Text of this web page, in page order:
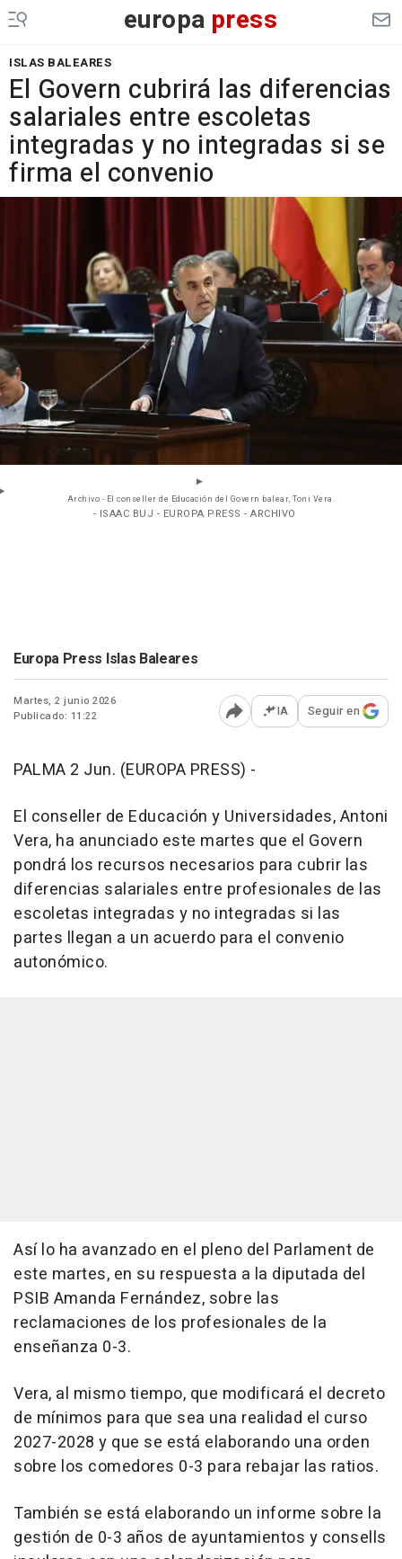
europa press
ISLAS BALEARES
El Govern cubrirá las diferencias
salariales entre escoletas
integradas y no integradas si se
firma el convenio
Archivo - El conseller de Educación del Govern balear, Toni Vera.
- ISAAC BUJ - EUROPA PRESS - ARCHIVO
Europa Press Islas Baleares
Martes, 2 junio 2026
Publicado: 11:22
Abrir opciones para
IA Seguir en
PALMA 2 Jun. (EUROPA PRESS) -
El conseller de Educación y Universidades, Antoni
Vera, ha anunciado este martes que el Govern
pondrá los recursos necesarios para cubrir las
diferencias salariales entre profesionales de las
escoletas integradas y no integradas si las
partes llegan a un acuerdo para el convenio
autonómico.
Así lo ha avanzado en el pleno del Parlament de
este martes, en su respuesta a la diputada del
PSIB Amanda Fernández, sobre las
reclamaciones de los profesionales de la
enseñanza 0-3.
Vera, al mismo tiempo, que modificará el decreto
de mínimos para que sea una realidad el curso
2027-2028 y que se está elaborando una orden
sobre los comedores 0-3 para rebajar las ratios.
También se está elaborando un informe sobre la
gestión de 0-3 años de ayuntamientos y consells